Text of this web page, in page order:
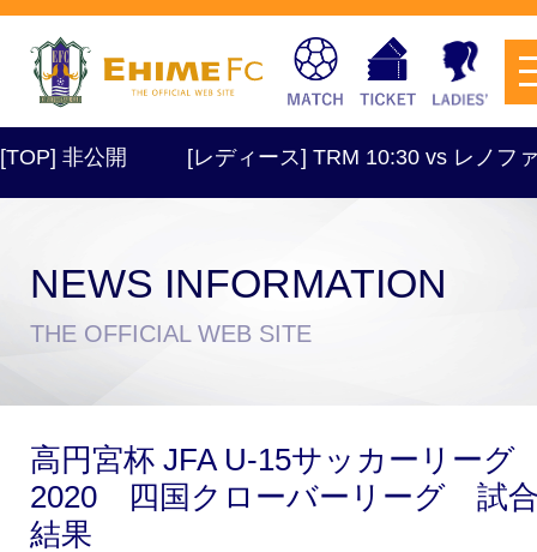
試合日程・結果 アクセス
チケットを購入
非公開 [レディース] TRM 10:30 vs レノファ
NEWS INFORMATION
THE OFFICIAL WEB SITE
高円宮杯 JFA U-15サッカーリーグ
2020 四国クローバーリーグ 試
結果